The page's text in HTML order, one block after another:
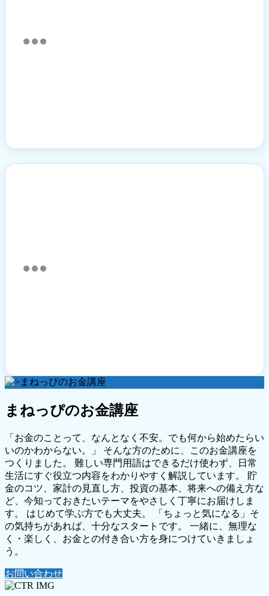
まねっぴのお金講座
「お金のことって、なんとなく不安。でも何から始めたらい
いのかわからない。」 そんな方のために、このお金講座を
つくりました。 難しい専門用語はできるだけ使わず、日常
生活にすぐ役立つ内容をわかりやすく解説しています。 貯
金のコツ、家計の見直し方、投資の基本、将来への備え方な
ど、今知っておきたいテーマをやさしく丁寧にお届けしま
す。 はじめて学ぶ方でも大丈夫。 「ちょっと気になる」そ
の気持ちがあれば、十分なスタートです。 一緒に、無理な
く・楽しく、お金との付き合い方を身につけていきましょ
う。
お問い合わせ